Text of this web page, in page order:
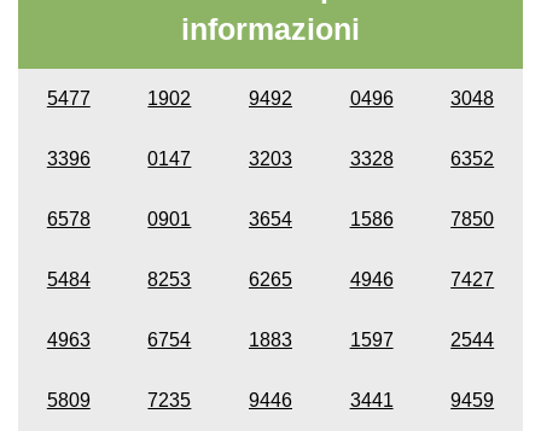
informazioni
5477 1902 9492 0496 3048
3396 0147 3203 3328 6352
6578 0901 3654 1586 7850
5484 8253 6265 4946 7427
4963 6754 1883 1597 2544
5809 7235 9446 3441 9459